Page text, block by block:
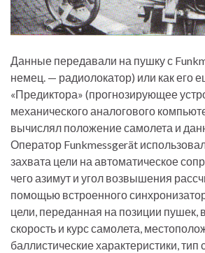
Данные передавали на пушку с
немец. — радиолокатор) или как его
«Предиктора» (прогнозирующее
механического аналогового
вычислял положение самолета и
Оператор Funkmessgerät
захвата цели на автоматическое
чего азимут и угол возвышения
помощью встроенного
цели, переданная на позиции пушек,
скорость и курс самолета,
баллистические характеристики,